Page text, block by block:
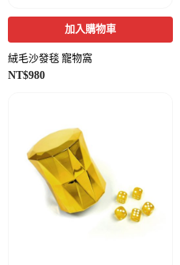
加入購物車
絨毛沙發毯 寵物窩
NT$980